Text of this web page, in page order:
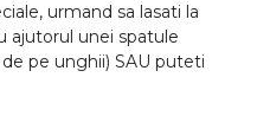
urmand sa lasati la
ajutorul unei spatule
pe unghii) SAU puteti